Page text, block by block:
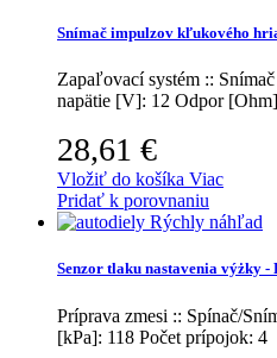
Snímač impulzov kľukového
Zapaľovací systém ::
napätie [V]: 12 Odpor
28,61 €
Vložiť do košíka Viac
Pridať k porovnaniu
Rýchly náhľad
Senzor tlaku nastavenia výżky -
Príprava zmesi :: Spínač/
[kPa]: 118 Počet prípojok: 4